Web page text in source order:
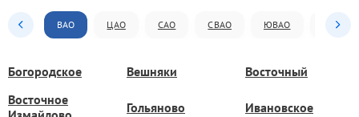
ВАО ЦАО САО СВАО ЮВАО ЮАО
Богородское Вешняки
Восточный
Восточное
Гольяново Ивановское